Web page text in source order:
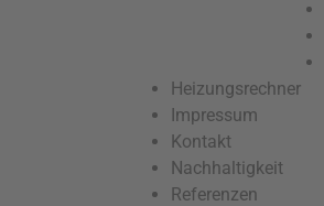
Heizungsrechner
Impressum
Kontakt
Nachhaltigkeit
Referenzen